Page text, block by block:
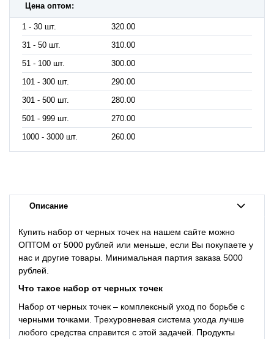
Цена оптом:
1 - 30 шт.
320.00
31 - 50 шт.
310.00
51 - 100 шт.
300.00
101 - 300 шт.
290.00
301 - 500 шт.
280.00
501 - 999 шт.
270.00
1000 - 3000 шт.
260.00
Описание
Купить набор от черных точек на нашем сайте можно
ОПТОМ от 5000 рублей или меньше, если Вы покупаете у
нас и другие товары. Минимальная партия заказа 5000
рублей.
Что такое набор от черных точек
Набор от черных точек – комплексный уход по борьбе с
черными точками. Трехуровневая система ухода лучше
любого средства справится с этой задачей. Продукты